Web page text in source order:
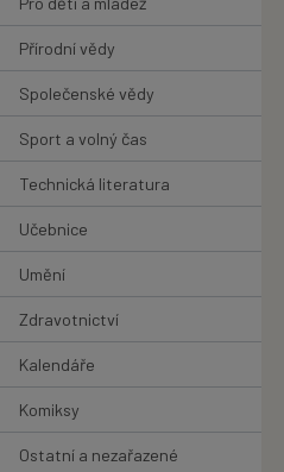
Přírodní vědy
Společenské vědy
Sport a volný čas
Technická literatura
Učebnice
Umění
Zdravotnictví
Kalendáře
Komiksy
Ostatní a nezařazené